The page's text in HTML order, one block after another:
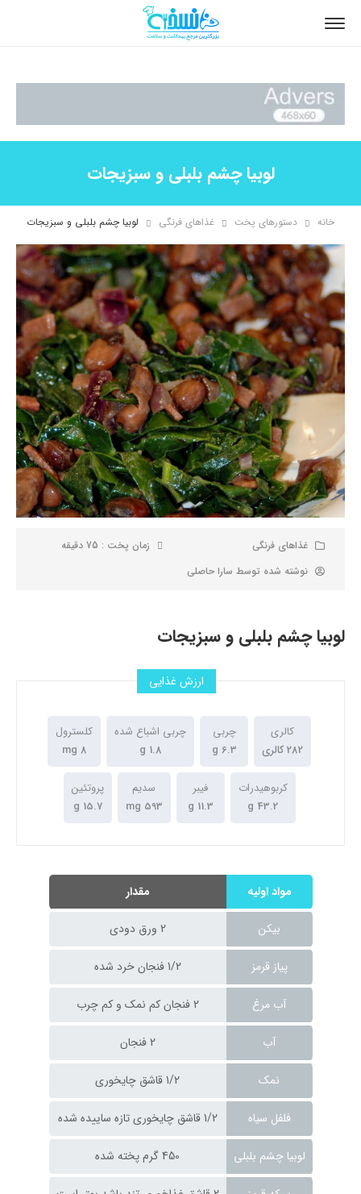
لوبیا چشم بلبلی و سبزیجات
خانه دستورهای پخت غذاهای فرنگی لوبیا چشم بلبلی و سبزیجات
غذاهای فرنگی
زمان پخت : 75 دقیقه
نوشته شده توسط سارا حاصلی
لوبیا چشم بلبلی و سبزیجات
ارزش غذایی
کالری
282 کالری
چربی
6.3 g
چربی اشباع شده
1.8 g
کلسترول
8 mg
کربوهیدرات
43.2 g
فیبر
11.3 g
سدیم
593 mg
پروتئین
15.7 g
مواد اولیه مقدار
بیکن 2 ورق دودی
پیاز قرمز 1/2 فنجان خرد شده
آب مرغ 2 فنجان کم نمک و کم چرب
آب 2 فنجان
نمک 1/2 قاشق چایخوری
فلفل سیاه 1/2 قاشق چایخوری تازه ساییده شده
لوبیا چشم بلبلی 450 گرم پخته شده